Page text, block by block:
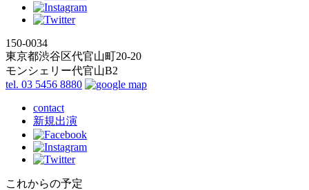
150-0034
東京都渋谷区代官山町20-20
モンシェリー代官山B2
tel. 03 5456 8880
contact
新規出演
これからの予定